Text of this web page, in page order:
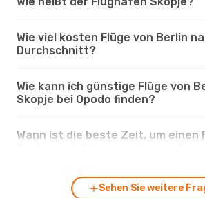
Wie viel kosten Flüge von Berlin
Durchschnitt?
Wie kann ich günstige Flüge von
Skopje bei Opodo finden?
Wann ist die beste Zeit, um einen
Sehen Sie weitere